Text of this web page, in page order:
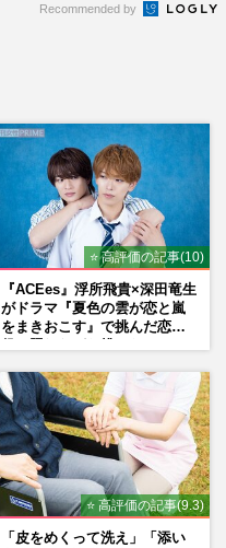
Recommended by
⭐ 高評価の記事(10)
『ACEes』浮所飛貴×深田竜生
がドラマ『夏色の雲が恋と嵐
をまきおこす』で挑んだ恋人
⭐ 高評価の記事(9.3)
「皮をめくって洗え」「添い